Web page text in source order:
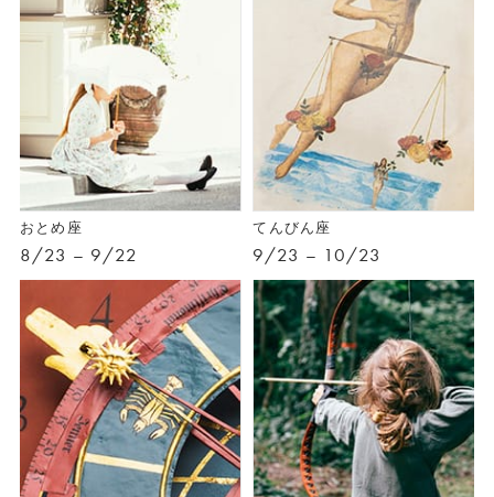
おとめ座
8/23 – 9/22
てんびん座
9/23 – 10/23